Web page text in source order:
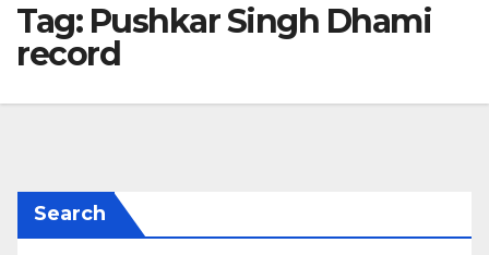
Tag: Pushkar Singh Dhami
record
Search